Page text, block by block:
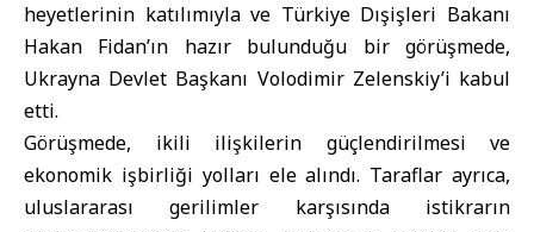
heyetlerinin katılımıyla ve Türkiye Dışişleri Bakanı
Hakan Fidan’ın hazır bulunduğu bir görüşmede,
Ukrayna Devlet Başkanı Volodimir Zelenskiy’i kabul
etti.
Görüşmede, ikili ilişkilerin güçlendirilmesi ve
ekonomik işbirliği yolları ele alındı. Taraflar ayrıca,
uluslararası gerilimler karşısında istikrarın